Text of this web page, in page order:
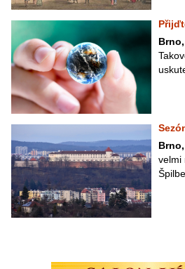
velmi